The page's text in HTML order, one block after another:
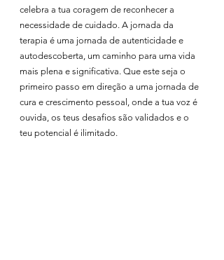
celebra a tua coragem de reconhecer a
necessidade de cuidado. A jornada da
terapia é uma jornada de autenticidade e
autodescoberta, um caminho para uma vida
mais plena e significativa. Que este seja o
primeiro passo em direção a uma jornada de
cura e crescimento pessoal, onde a tua voz é
ouvida, os teus desafios são validados e o
teu potencial é ilimitado.